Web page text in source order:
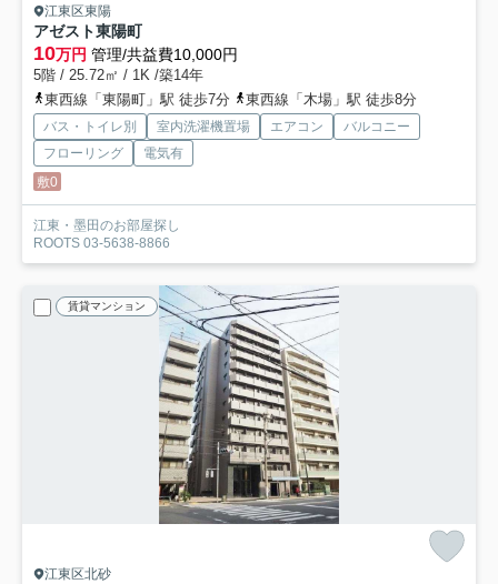
江東区東陽
アゼスト東陽町
10万円 管理/共益費10,000円
5階 / 25.72㎡ / 1K /築14年
東西線「東陽町」駅 徒歩7分
東西線「木場」駅 徒歩8分
バス・トイレ別 室内洗濯機置場 エアコン
バルコニー
フローリング
電気有
敷0
江東・墨田のお部屋探し
ROOTS 03-5638-8866
賃貸マンション
江東区北砂